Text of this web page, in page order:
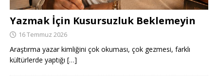
Yazmak İçin Kusursuzluk Beklemeyin
16 Temmuz 2026
Araştırma yazar kimliğini çok okuması, çok gezmesi, farklı
kültürlerde yaptığı […]